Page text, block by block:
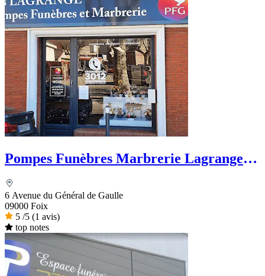
Pompes Funèbres Marbrerie Lagrange -
6 Avenue du Général de Gaulle
09000 Foix
5 /5 (1 avis)
top notes